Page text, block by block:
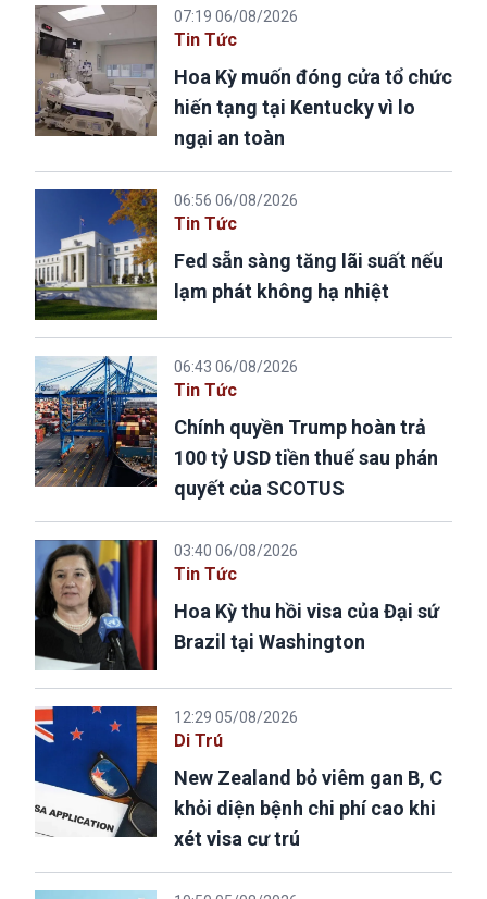
07:19 06/08/2026
Tin Tức
Hoa Kỳ muốn đóng cửa tổ chức
hiến tạng tại Kentucky vì lo
ngại an toàn
06:56 06/08/2026
Tin Tức
Fed sẵn sàng tăng lãi suất nếu
lạm phát không hạ nhiệt
06:43 06/08/2026
Tin Tức
Chính quyền Trump hoàn trả
100 tỷ USD tiền thuế sau phán
quyết của SCOTUS
03:40 06/08/2026
Tin Tức
Hoa Kỳ thu hồi visa của Đại sứ
Brazil tại Washington
12:29 05/08/2026
Di Trú
New Zealand bỏ viêm gan B, C
khỏi diện bệnh chi phí cao khi
xét visa cư trú